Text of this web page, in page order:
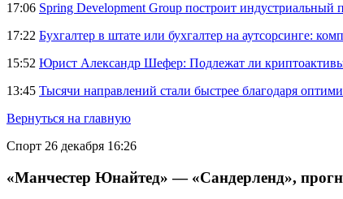
17:06 Spring Development Group построит
17:22 Бухгалтер в штате или бухгалтер на аутсорсинге:
15:52 Юрист Александр Шефер: Подлежат ли
13:45 Тысячи направлений стали быстрее благодаря
Вернуться на главную
Спорт 26 декабря 16:26
«Манчестер Юнайтед» — «Сандерленд»,